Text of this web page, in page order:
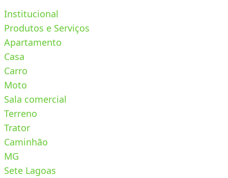
Institucional
Produtos e Serviços
Apartamento
Casa
Carro
Moto
Sala comercial
Terreno
Trator
Caminhão
MG
Sete Lagoas